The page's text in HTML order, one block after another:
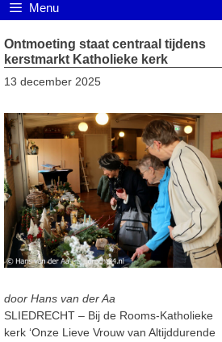
Menu
Ontmoeting staat centraal tijdens
kerstmarkt Katholieke kerk
13 december 2025
door Hans van der Aa
SLIEDRECHT – Bij de Rooms-Katholieke
kerk ‘Onze Lieve Vrouw van Altijddurende